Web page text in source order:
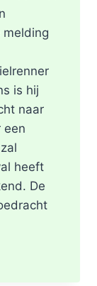
is hij
naar
een
heeft
De